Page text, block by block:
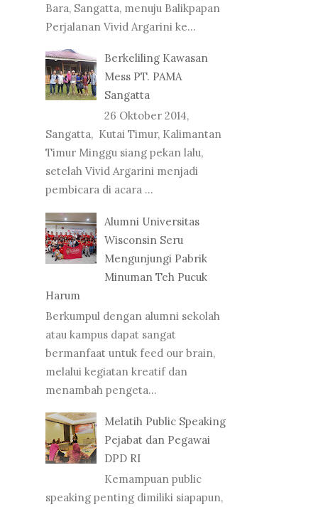
Bara, Sangatta, menuju Balikpapan
Perjalanan Vivid Argarini ke...
Berkeliling Kawasan
Mess PT. PAMA
Sangatta
26 Oktober 2014,
Sangatta, Kutai Timur, Kalimantan
Timur Minggu siang pekan lalu,
setelah Vivid Argarini menjadi
pembicara di acara ...
Alumni Universitas
Wisconsin Seru
Mengunjungi Pabrik
Minuman Teh Pucuk
Harum
Berkumpul dengan alumni sekolah
atau kampus dapat sangat
bermanfaat untuk feed our brain,
melalui kegiatan kreatif dan
menambah pengeta...
Melatih Public Speaking
Pejabat dan Pegawai
DPD RI
Kemampuan public
speaking penting dimiliki siapapun,